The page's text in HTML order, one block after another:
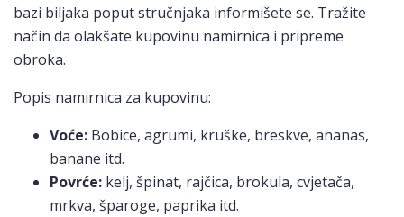
bazi biljaka poput stručnjaka informišete se. Tražite
način da olakšate kupovinu namirnica i pripreme
obroka.
Popis namirnica za kupovinu:
Voće: Bobice, agrumi, kruške, breskve, ananas,
banane itd.
Povrće: kelj, špinat, rajčica, brokula, cvjetača,
mrkva, šparoge, paprika itd.